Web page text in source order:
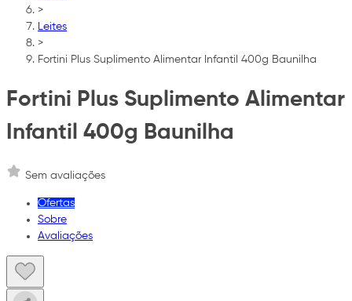
>
Leites
>
Fortini Plus Suplimento Alimentar Infantil 400g Baunilha
Fortini Plus Suplimento Alimentar
Infantil 400g Baunilha
Sem avaliações
Ofertas
Sobre
Avaliações